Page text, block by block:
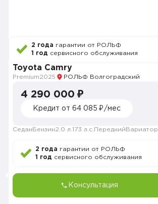
2 года гарантии от РОЛЬФ
1 год сервисного обслуживания
Toyota Camry
Premium2025 РОЛЬФ Волгоградский
4 290 000 ₽
Кредит от 64 085 ₽/мес
Седан Бензин2.0 л. 173 л.с. Передний Вариатор
2 года гарантии от РОЛЬФ
1 год сервисного обслуживания
Консультация